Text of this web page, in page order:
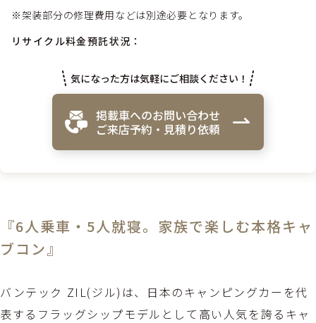
※架装部分の修理費用などは別途必要となります。
リサイクル料金預託状況：
気になった方は気軽にご相談ください！
掲載車へのお問い合わせ
ご来店予約・見積り依頼
『6人乗車・5人就寝。家族で楽しむ本格キャ
ブコン』
バンテック ZIL(ジル)は、日本のキャンピングカーを代
表するフラッグシップモデルとして高い人気を誇るキャ